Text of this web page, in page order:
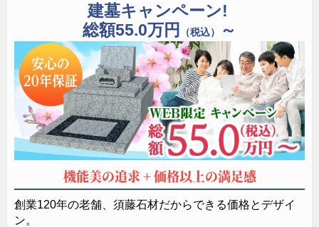
建墓キャンペーン!
総額55.0万円
（税込） ～
機能美の追求 + 価格以上の満足感
創業120年の老舗、須藤石材だからできる価格とデザイ
ン。